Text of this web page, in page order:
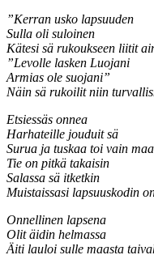
”Kerran usko lapsuuden
Sulla oli suloinen
Kätesi sä rukoukseen liitit
”Levolle lasken Luojani
Armias ole suojani”
Näin sä rukoilit niin
Etsiessäs onnea
Harhateille jouduit sä
Surua ja tuskaa toi vain
Tie on pitkä takaisin
Salassa sä itketkin
Muistaissasi lapsuuskodin
Onnellinen lapsena
Olit äidin helmassa
Äiti lauloi sulle maasta